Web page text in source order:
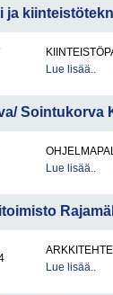
ja
Lue lisää..
Sointukorva
Lue lisää..
Lue lisää..